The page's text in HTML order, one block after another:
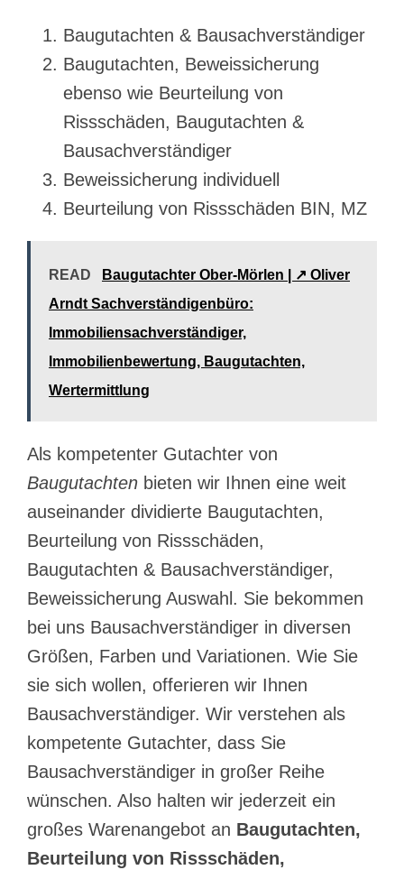
Baugutachten & Bausachverständiger
Baugutachten, Beweissicherung
ebenso wie Beurteilung von
Rissschäden, Baugutachten &
Bausachverständiger
Beweissicherung individuell
Beurteilung von Rissschäden BIN, MZ
READ
Baugutachter Ober-Mörlen | ↗️ Oliver
Arndt Sachverständigenbüro:
Immobiliensachverständiger,
Immobilienbewertung, Baugutachten,
Wertermittlung
Als kompetenter Gutachter von
Baugutachten bieten wir Ihnen eine weit
auseinander dividierte Baugutachten,
Beurteilung von Rissschäden,
Baugutachten & Bausachverständiger,
Beweissicherung Auswahl. Sie bekommen
bei uns Bausachverständiger in diversen
Größen, Farben und Variationen. Wie Sie
sie sich wollen, offerieren wir Ihnen
Bausachverständiger. Wir verstehen als
kompetente Gutachter, dass Sie
Bausachverständiger in großer Reihe
wünschen. Also halten wir jederzeit ein
großes Warenangebot an Baugutachten,
Beurteilung von Rissschäden,